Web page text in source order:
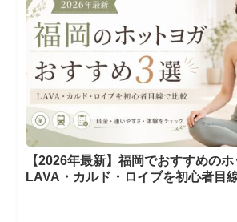
【2026年最新】福岡でおすすめのホ
LAVA・カルド・ロイブを初心者目